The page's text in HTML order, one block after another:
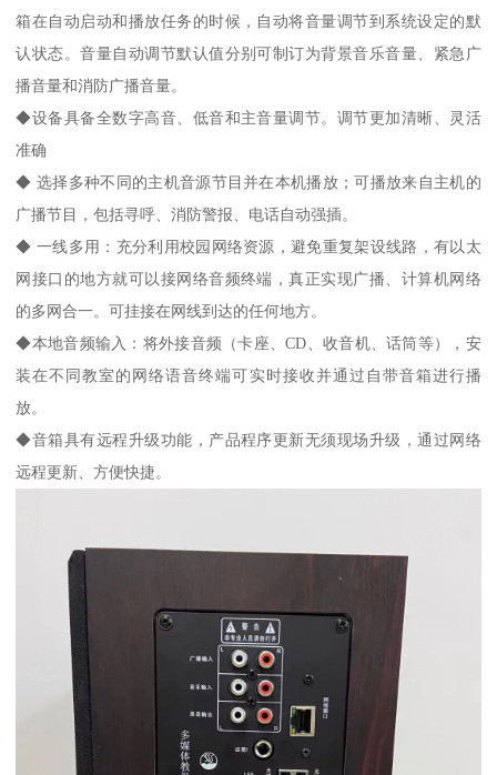
箱在自动启动和播放任务的时候，自动将音量调节到系统设定的默
认状态。音量自动调节默认值分别可制订为背景音乐音量、紧急广
播音量和消防广播音量。
◆设备具备全数字高音、低音和主音量调节。调节更加清晰、灵活
准确
◆ 选择多种不同的主机音源节目并在本机播放；可播放来自主机的
广播节目，包括寻呼、消防警报、电话自动强插。
◆ 一线多用：充分利用校园网络资源，避免重复架设线路，有以太
网接口的地方就可以接网络音频终端，真正实现广播、计算机网络
的多网合一。可挂接在网线到达的任何地方。
◆本地音频输入：将外接音频（卡座、CD、收音机、话筒等），安
装在不同教室的网络语音终端可实时接收并通过自带音箱进行播
放。
◆音箱具有远程升级功能，产品程序更新无须现场升级，通过网络
远程更新、方便快捷。